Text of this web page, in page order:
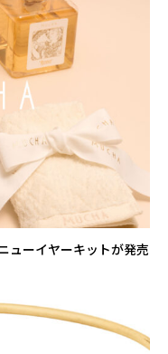
ューイヤーキットが発売